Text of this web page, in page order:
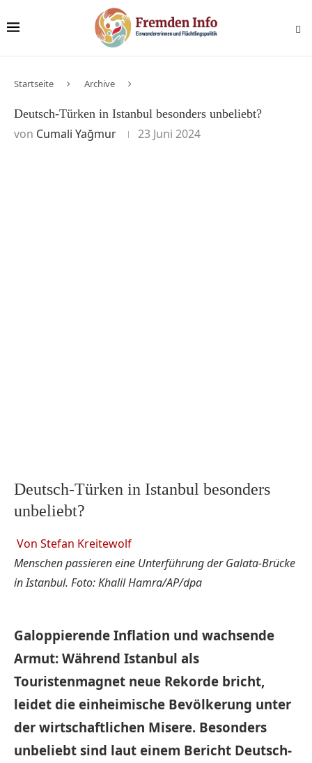
Startseite Archive
Deutsch-Türken in Istanbul besonders unbeliebt?
von Cumali Yağmur 23 Juni 2024
Deutsch-Türken in Istanbul besonders
unbeliebt?
Von Stefan Kreitewolf
Menschen passieren eine Unterführung der Galata-Brücke
in Istanbul. Foto: Khalil Hamra/AP/dpa
Galoppierende Inflation und wachsende
Armut: Während Istanbul als
Touristenmagnet neue Rekorde bricht,
leidet die einheimische Bevölkerung unter
der wirtschaftlichen Misere. Besonders
unbeliebt sind laut einem Bericht Deutsch-